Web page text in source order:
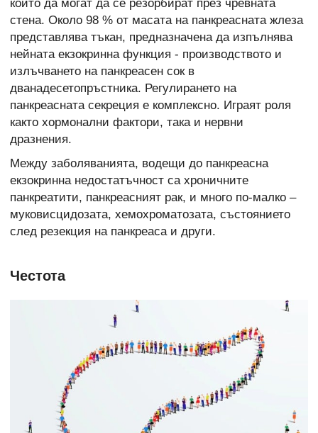
които да могат да се резорбират през чревната
стена. Около 98 % от масата на панкреасната жлеза
представлява тъкан, предназначена да изпълнява
нейната екзокринна функция - производството и
излъчването на панкреасен сок в
дванадесетопръстника. Регулирането на
панкреасната секреция е комплексно. Играят роля
както хормонални фактори, така и нервни
дразнения.
Между заболяванията, водещи до панкреасна
екзокринна недостатъчност са хроничните
панкреатити, панкреасният рак, и много по-малко –
муковисцидозата, хемохроматозата, състоянието
след резекция на панкреаса и други.
Честота